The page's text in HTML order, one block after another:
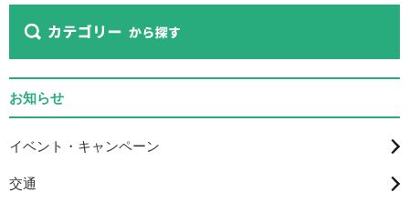
お知らせ
イベント・キャンペーン
交通